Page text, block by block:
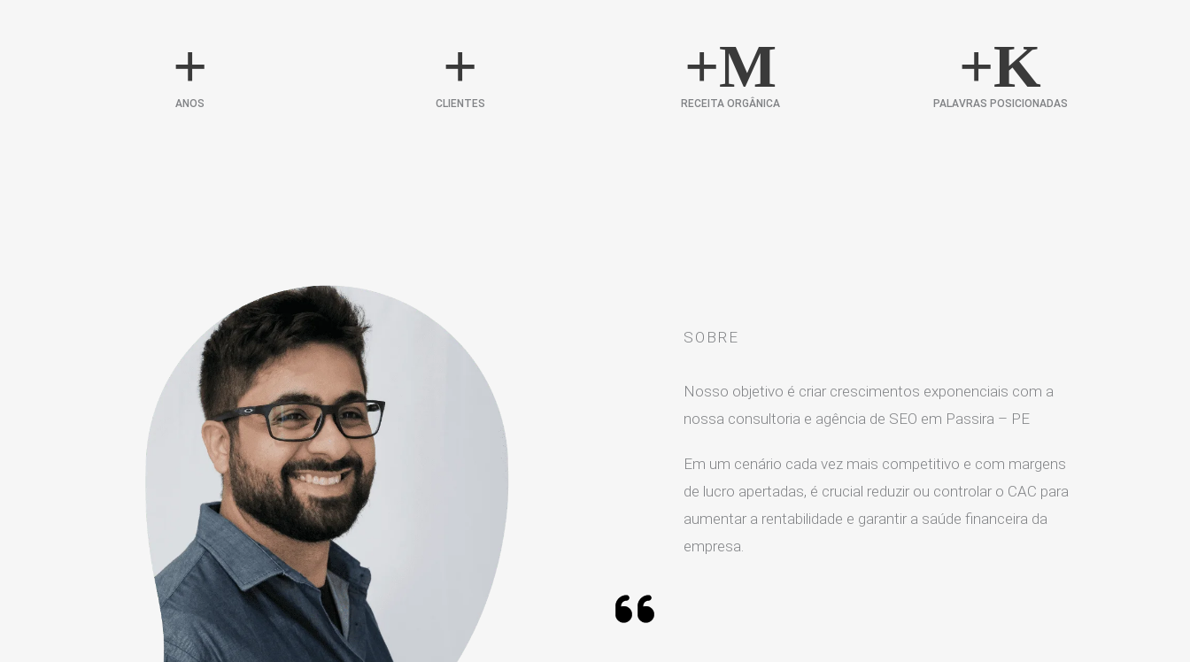
+
ANOS
+
CLIENTES
+M
RECEITA ORGÂNICA
+K
PALAVRAS POSICIONADAS
SOBRE
Nosso objetivo é criar crescimentos exponenciais com a
nossa consultoria e agência de SEO em Passira – PE
Em um cenário cada vez mais competitivo e com margens
de lucro apertadas, é crucial reduzir ou controlar o CAC para
aumentar a rentabilidade e garantir a saúde financeira da
empresa.